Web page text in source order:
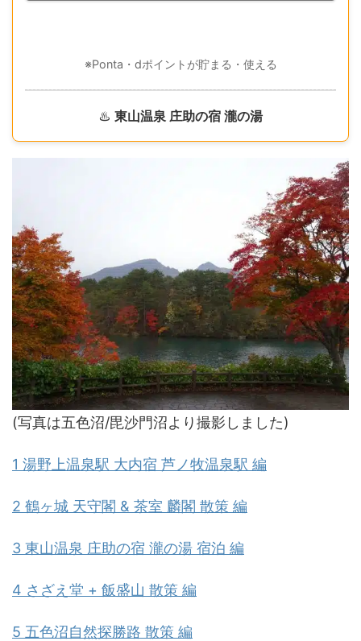
※Ponta・dポイントが貯まる・使える
♨️ 東山温泉 庄助の宿 瀧の湯
(写真は五色沼/毘沙門沼より撮影しました)
1 湯野上温泉駅 大内宿 芦ノ牧温泉駅 編
2 鶴ヶ城 天守閣 & 茶室 麟閣 散策 編
3 東山温泉 庄助の宿 瀧の湯 宿泊 編
4 さざえ堂 + 飯盛山 散策 編
5 五色沼自然探勝路 散策 編